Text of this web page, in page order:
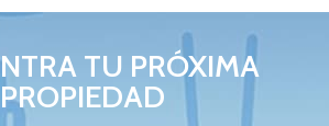
TU PRÓXIMA
PROPIEDAD